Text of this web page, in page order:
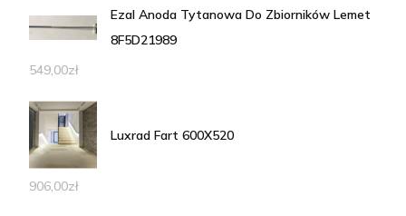
Ezal Anoda Tytanowa Do Zbiorników Lemet
8F5D21989
549,00zł
Luxrad Fart 600X520
906,00zł